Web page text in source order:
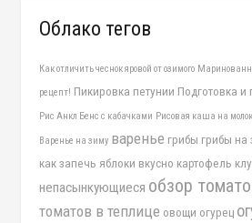
Облако тегов
Как отличить чеснок яровой от озимого
рецепт! Пикировка петунии Подготовка
Рис Анкл Бенс с кабачками Рисовая каша на
Варенье на зиму варенье грибы грибы на
как запечь яблоки вкусно картофель
непасынкующиеся обзор
томатов в теплице овощи огурец